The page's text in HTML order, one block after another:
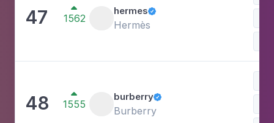
47 
1562
hermes
Hermès
48 
1555
burberry
Burberry